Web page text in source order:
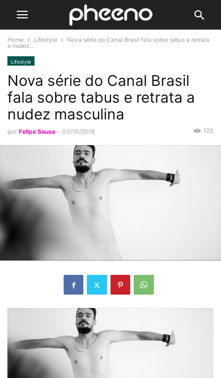
Home Lifestyle
Nova série do Canal Brasil fala sobre tabus e retrata
a nudez...
Lifestyle
Nova série do Canal Brasil
fala sobre tabus e retrata a
nudez masculina
por Felipe Sousa - 03/10/2018 120